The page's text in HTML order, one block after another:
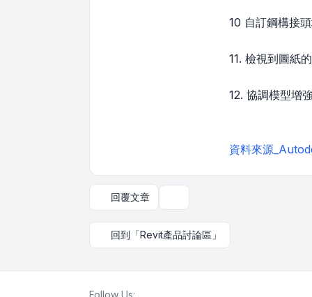
10 自訂鋼構接
11. 檢視到圖紙
12. 協調模型增
資料來源
回覆文章
回到「Revit產品討論區」
Follow Us: